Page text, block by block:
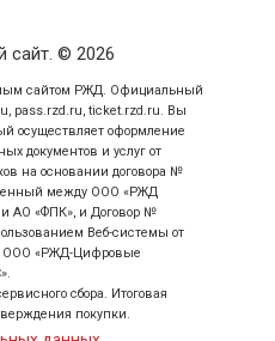
сайт. © 2026
сайтом РЖД. Официальный
pass.rzd.ru, ticket.rzd.ru. Вы
осуществляет оформление
документов и услуг от
на основании договора №
между ООО «РЖД
АО «ФПК», и Договор №
Веб-системы от
ООО «РЖД-Цифровые
сбора. Итоговая
покупки.